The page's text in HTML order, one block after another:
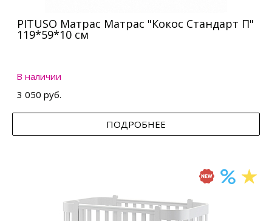
PITUSO Матрас Матрас "Кокос Стандарт П"
119*59*10 см
В наличии
3 050 руб.
ПОДРОБНЕЕ